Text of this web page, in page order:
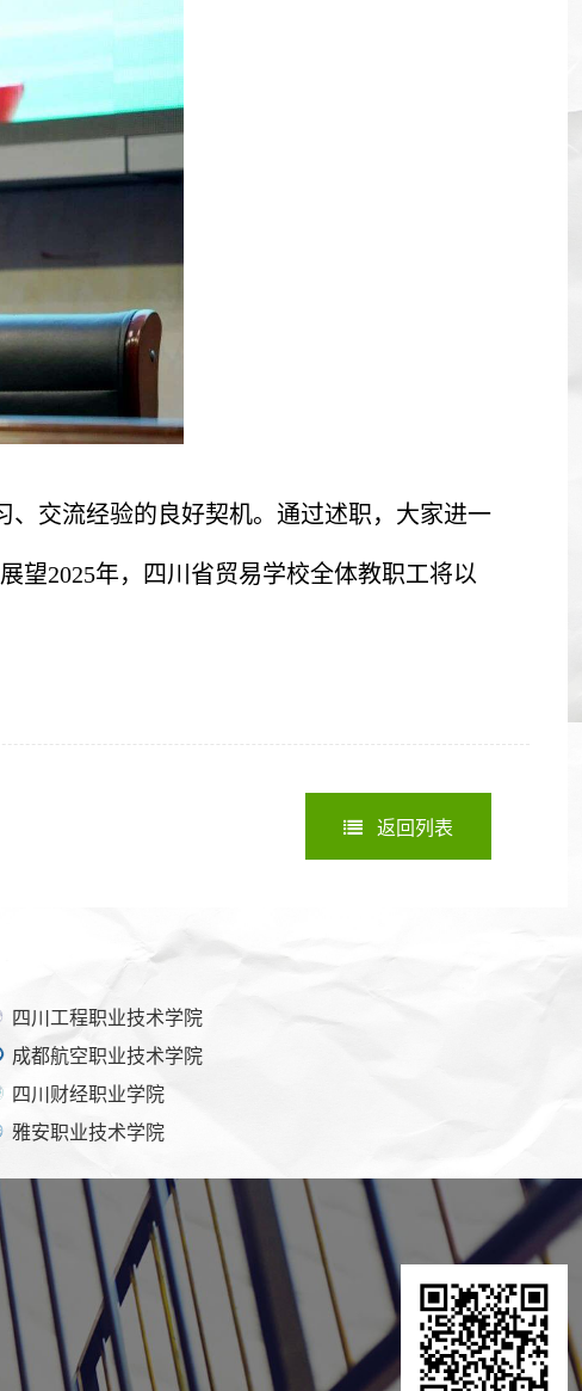
交流经验的良好契机。通过述职，大家进一
望2025年，四川省贸易学校全体教职工将以
返回列表
四川工程职业技术学院
成都航空职业技术学院
四川财经职业学院
雅安职业技术学院